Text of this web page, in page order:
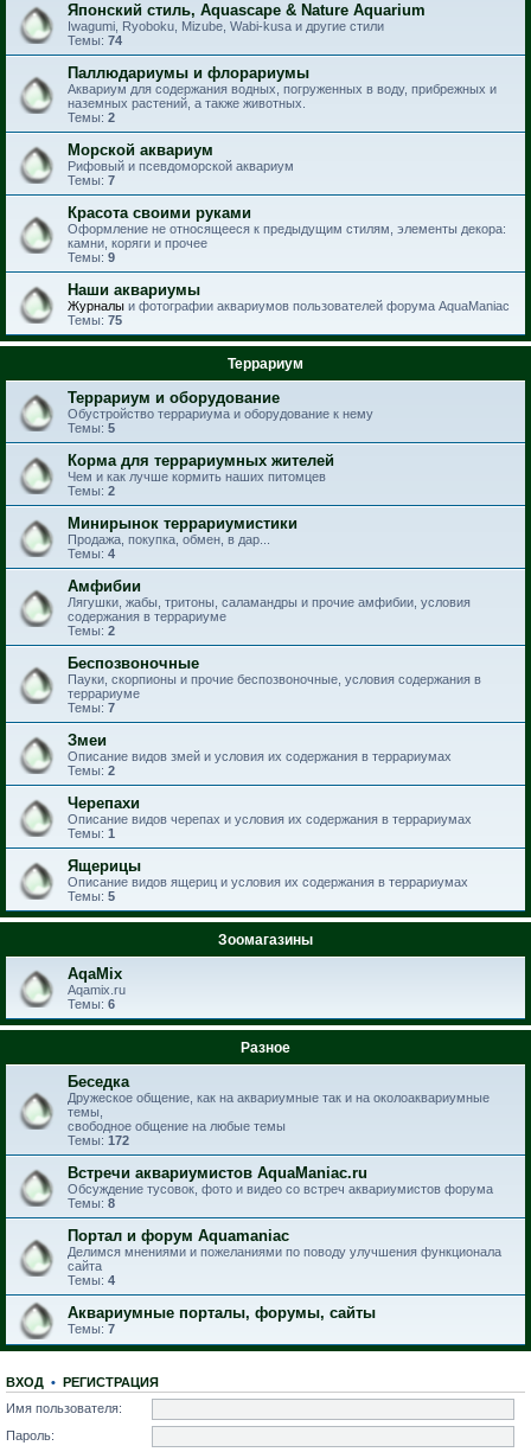
Японский стиль, Aquascape & Nature Aquarium
Iwagumi, Ryoboku, Mizube, Wabi-kusa и другие стили
Темы: 74
Паллюдариумы и флорариумы
Аквариум для содержания водных, погруженных в воду, прибрежных и
наземных растений, а также животных.
Темы: 2
Морской аквариум
Рифовый и псевдоморской аквариум
Темы: 7
Красота своими руками
Оформление не относящееся к предыдущим стилям, элементы декора:
камни, коряги и прочее
Темы: 9
Наши аквариумы
Журналы и фотографии аквариумов пользователей форума AquaManiac
Темы: 75
Террариум
Террариум и оборудование
Обустройство террариума и оборудование к нему
Темы: 5
Корма для террариумных жителей
Чем и как лучше кормить наших питомцев
Темы: 2
Минирынок террариумистики
Продажа, покупка, обмен, в дар...
Темы: 4
Амфибии
Лягушки, жабы, тритоны, саламандры и прочие амфибии, условия
содержания в террариуме
Темы: 2
Беспозвоночные
Пауки, скорпионы и прочие беспозвоночные, условия содержания в
террариуме
Темы: 7
Змеи
Описание видов змей и условия их содержания в террариумах
Темы: 2
Черепахи
Описание видов черепах и условия их содержания в террариумах
Темы: 1
Ящерицы
Описание видов ящериц и условия их содержания в террариумах
Темы: 5
Зоомагазины
AqaMix
Aqamix.ru
Темы: 6
Разное
Беседка
Дружеское общение, как на аквариумные так и на околоаквариумные
темы,
свободное общение на любые темы
Темы: 172
Встречи аквариумистов AquaManiac.ru
Обсуждение тусовок, фото и видео со встреч аквариумистов форума
Темы: 8
Портал и форум Aquamaniac
Делимся мнениями и пожеланиями по поводу улучшения функционала
сайта
Темы: 4
Аквариумные порталы, форумы, сайты
Темы: 7
ВХОД • РЕГИСТРАЦИЯ
Имя пользователя:
Пароль: